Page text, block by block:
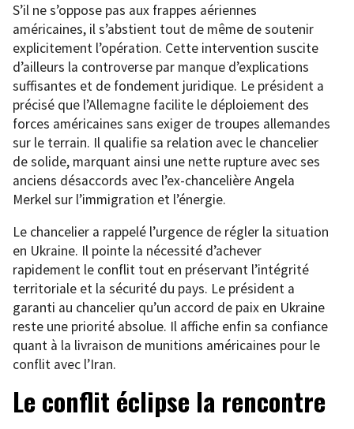
S’il ne s’oppose pas aux frappes aériennes
américaines, il s’abstient tout de même de soutenir
explicitement l’opération. Cette intervention suscite
d’ailleurs la controverse par manque d’explications
suffisantes et de fondement juridique. Le président a
précisé que l’Allemagne facilite le déploiement des
forces américaines sans exiger de troupes allemandes
sur le terrain. Il qualifie sa relation avec le chancelier
de solide, marquant ainsi une nette rupture avec ses
anciens désaccords avec l’ex-chancelière Angela
Merkel sur l’immigration et l’énergie.
Le chancelier a rappelé l’urgence de régler la situation
en Ukraine. Il pointe la nécessité d’achever
rapidement le conflit tout en préservant l’intégrité
territoriale et la sécurité du pays. Le président a
garanti au chancelier qu’un accord de paix en Ukraine
reste une priorité absolue. Il affiche enfin sa confiance
quant à la livraison de munitions américaines pour le
conflit avec l’Iran.
Le conflit éclipse la rencontre